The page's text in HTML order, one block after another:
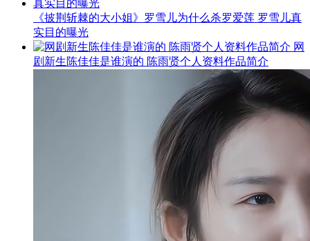
《披荆斩棘的大小姐》罗雪儿为什么杀罗爱莲 罗雪儿真
实目的曝光
网
剧新生陈佳佳是谁演的 陈雨贤个人资料作品简介